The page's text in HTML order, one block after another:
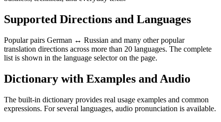
Supported Directions and Languages
Popular pairs German ↔ Russian and many other popular
translation directions across more than 20 languages. The complete
list is shown in the language selector on the page.
Dictionary with Examples and Audio
The built-in dictionary provides real usage examples and common
expressions. For several languages, audio pronunciation is available.